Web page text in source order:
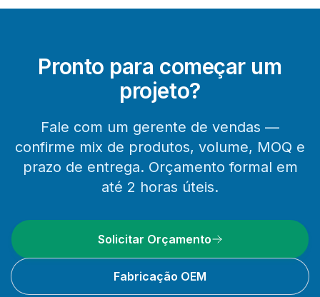
Pronto para começar um
projeto?
Fale com um gerente de vendas —
confirme mix de produtos, volume, MOQ e
prazo de entrega. Orçamento formal em
até 2 horas úteis.
Solicitar Orçamento
Fabricação OEM